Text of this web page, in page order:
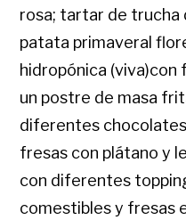
rosa; tartar de trucha
patata primaveral
hidropónica
un postre de masa
diferentes
fresas con plátano y
con diferentes
comestibles y fresas